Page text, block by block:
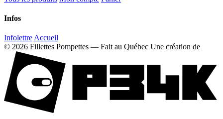
Infos
Infolettre Accueil
© 2026 Fillettes Pompettes — Fait au Québec Une création de